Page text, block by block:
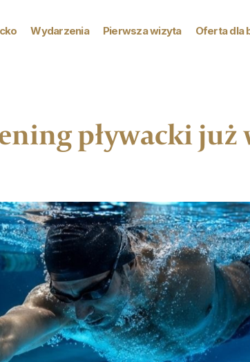
Wydarzenia Pierwsza wizyta Oferta dla
pływacki już